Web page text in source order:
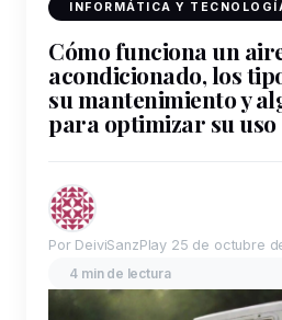
INFORMÁTICA Y
Cómo funciona un
acondicionado, los
su mantenimiento y
para optimizar su uso
Por DeiviSanzPlay 25 de octubre
4 min de lectura